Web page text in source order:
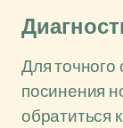
Для
посинения
обратиться